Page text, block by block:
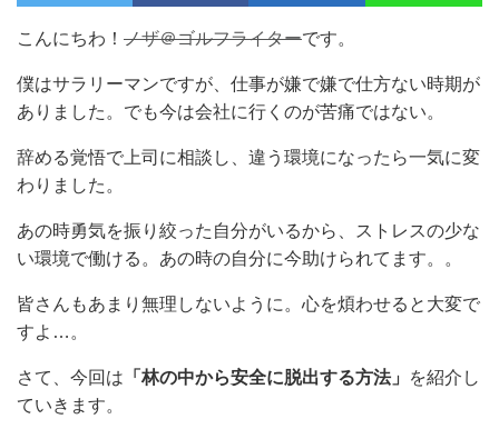
こんにちわ！ ノザ＠ゴルフライターです。
僕はサラリーマンですが、仕事が嫌で嫌で仕方ない時期が
ありました。でも今は会社に行くのが苦痛ではない。
辞める覚悟で上司に相談し、違う環境になったら一気に変
わりました。
あの時勇気を振り絞った自分がいるから、ストレスの少な
い環境で働ける。あの時の自分に今助けられてます。。
皆さんもあまり無理しないように。心を煩わせると大変で
すよ…。
さて、今回は 「林の中から安全に脱出する方法」
を紹介し
ていきます。